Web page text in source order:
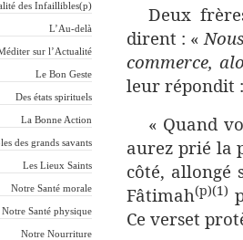
des Infaillibles(p)
L’Au-delà
sur l’Actualité
Le Bon Geste
Des états spirituels
La Bonne Action
des grands savants
Les Lieux Saints
Notre Santé morale
Notre Santé physique
Notre Nourriture
Deux
dirent : «
commerce,
leur répondit :
« Quand
aurez prié la
côté, allongé
Fâtimah(p)(1)
Ce verset